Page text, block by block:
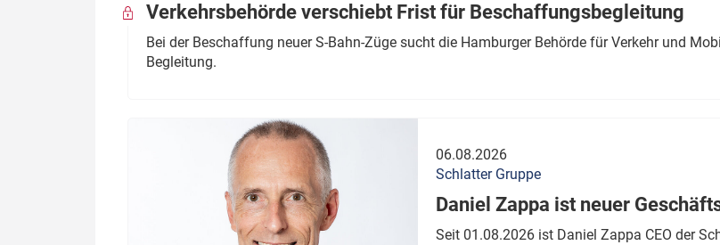
Verkehrsbehörde verschiebt Frist für Beschaffungsbegleitung
Bei der Beschaffung neuer S-Bahn-Züge sucht die Hamburger Behörde für Verkehr und
Begleitung.
06.08.2026
Schlatter Gruppe
Daniel Zappa ist neuer
Seit 01.08.2026 ist Daniel Zappa CEO der